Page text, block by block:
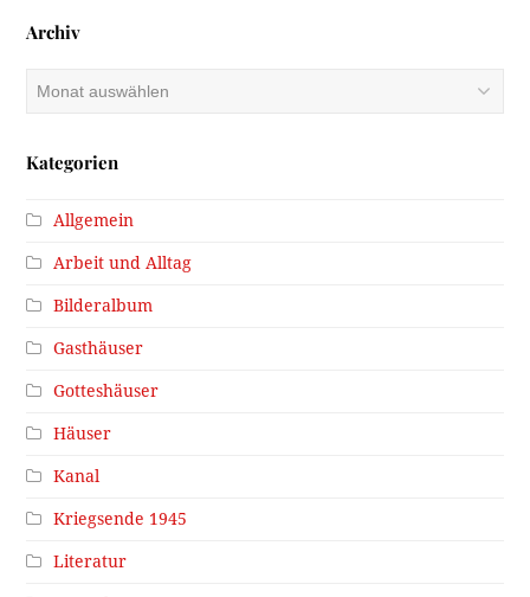
Archiv
Kategorien
Allgemein
Arbeit und Alltag
Bilderalbum
Gasthäuser
Gotteshäuser
Häuser
Kanal
Kriegsende 1945
Literatur